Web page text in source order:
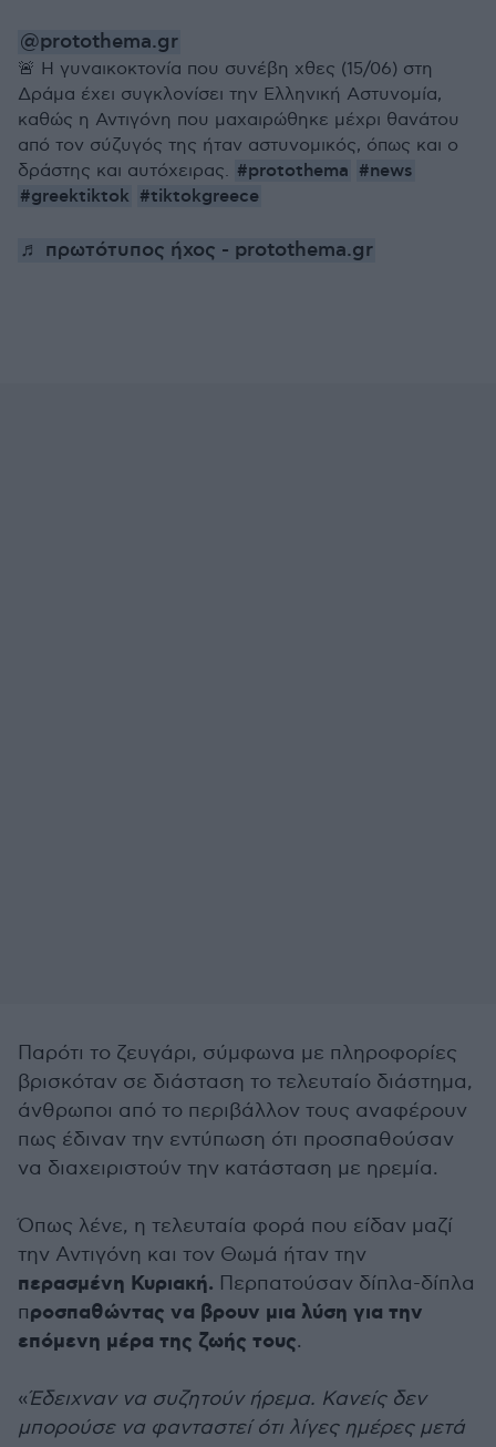
@protothema.gr
🚨 Η γυναικοκτονία που συνέβη χθες (15/06) στη
Δράμα έχει συγκλονίσει την Ελληνική Αστυνομία,
καθώς η Αντιγόνη που μαχαιρώθηκε μέχρι θανάτου
από τον σύζυγός της ήταν αστυνομικός, όπως και ο
δράστης και αυτόχειρας. #protothema #news
#greektiktok #tiktokgreece
♬ πρωτότυπος ήχος - protothema.gr
Παρότι το ζευγάρι, σύμφωνα με πληροφορίες
βρισκόταν σε διάσταση το τελευταίο διάστημα,
άνθρωποι από το περιβάλλον τους αναφέρουν
πως έδιναν την εντύπωση ότι προσπαθούσαν
να διαχειριστούν την κατάσταση με ηρεμία.
Όπως λένε, η τελευταία φορά που είδαν μαζί
την Αντιγόνη και τον Θωμά ήταν την
περασμένη Κυριακή. Περπατούσαν δίπλα-δίπλα
προσπαθώντας να βρουν μια λύση για την
επόμενη μέρα της ζωής τους.
«Έδειχναν να συζητούν ήρεμα. Κανείς δεν
μπορούσε να φανταστεί ότι λίγες ημέρες μετά